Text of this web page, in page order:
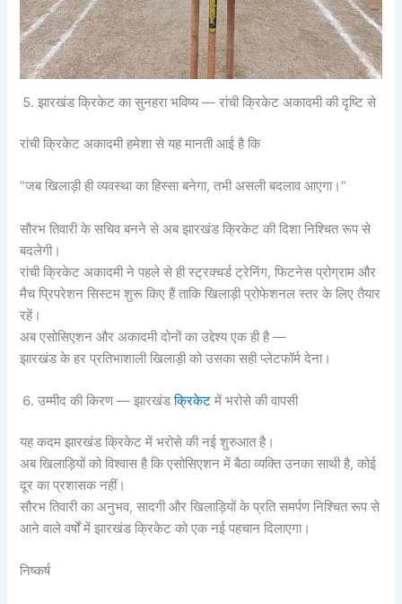
झारखंड क्रिकेट का सुनहरा भविष्य — रांची क्रिकेट अकादमी की दृष्टि से
रांची क्रिकेट अकादमी हमेशा से यह मानती आई है कि
“जब खिलाड़ी ही व्यवस्था का हिस्सा बनेगा, तभी असली बदलाव आएगा।”
सौरभ तिवारी के सचिव बनने से अब झारखंड क्रिकेट की दिशा निश्चित रूप से
बदलेगी।
रांची क्रिकेट अकादमी ने पहले से ही स्ट्रक्चर्ड ट्रेनिंग, फिटनेस प्रोग्राम और
मैच प्रिपरेशन सिस्टम शुरू किए हैं ताकि खिलाड़ी प्रोफेशनल स्तर के लिए तैयार
रहें।
अब एसोसिएशन और अकादमी दोनों का उद्देश्य एक ही है —
झारखंड के हर प्रतिभाशाली खिलाड़ी को उसका सही प्लेटफॉर्म देना।
उम्मीद की किरण — झारखंडक्रिकेट में भरोसे की वापसी
यह कदम झारखंड क्रिकेट में भरोसे की नई शुरुआत है।
अब खिलाड़ियों को विश्वास है कि एसोसिएशन में बैठा व्यक्ति उनका साथी है, कोई
दूर का प्रशासक नहीं।
सौरभ तिवारी का अनुभव, सादगी और खिलाड़ियों के प्रति समर्पण निश्चित रूप से
आने वाले वर्षों में झारखंड क्रिकेट को एक नई पहचान दिलाएगा।
निष्कर्ष